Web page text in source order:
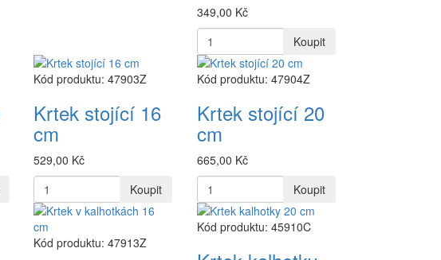
349,00 Kč
Koupit
Kód produktu: 47903Z
Krtek stojící 16
cm
529,00 Kč
Koupit
Kód produktu: 47904Z
Krtek stojící 20
cm
665,00 Kč
Koupit
Kód produktu: 47913Z
Kód produktu: 45910C